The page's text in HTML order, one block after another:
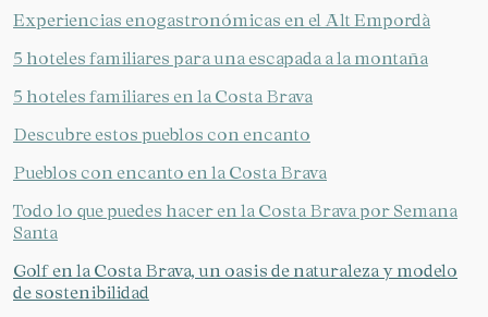
Experiencias enogastronómicas en el Alt Empordà
5 hoteles familiares para una escapada a la montaña
5 hoteles familiares en la Costa Brava
Descubre estos pueblos con encanto
Pueblos con encanto en la Costa Brava
Todo lo que puedes hacer en la Costa Brava por Semana
Santa
Golf en la Costa Brava, un oasis de naturaleza y modelo
de sostenibilidad